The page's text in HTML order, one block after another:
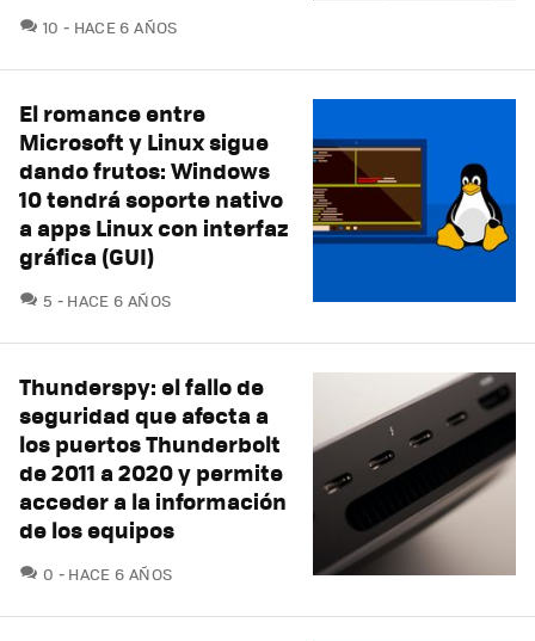
10 COMENTARIOS
HACE 6 AÑOS
El romance entre
Microsoft y Linux sigue
dando frutos: Windows
10 tendrá soporte nativo
a apps Linux con interfaz
gráfica (GUI)
5 COMENTARIOS
HACE 6 AÑOS
Thunderspy: el fallo de
seguridad que afecta a
los puertos Thunderbolt
de 2011 a 2020 y permite
acceder a la información
de los equipos
0 COMENTARIOS
HACE 6 AÑOS